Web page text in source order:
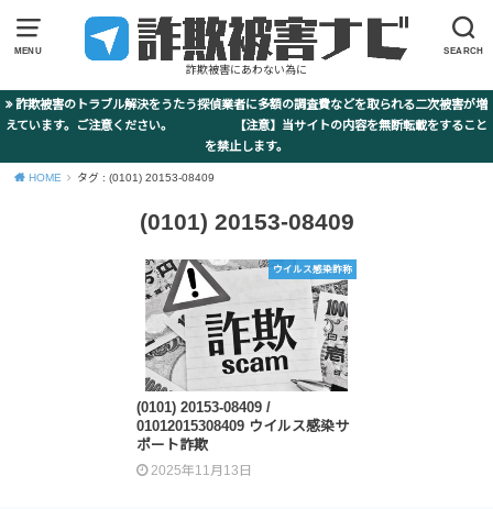
MENU SEARCH
詐欺被害にあわない為に
詐欺被害のトラブル解決をうたう探偵業者に多額の調査費などを取られる二次被害が増
えています。ご注意ください。 【注意】当サイトの内容を無断転載をすること
を禁止します。
HOME タグ : (0101) 20153-08409
(0101) 20153-08409
ウイルス感染詐称
(0101) 20153-08409 /
01012015308409 ウイルス感染サ
ポート詐欺
2025年11月13日